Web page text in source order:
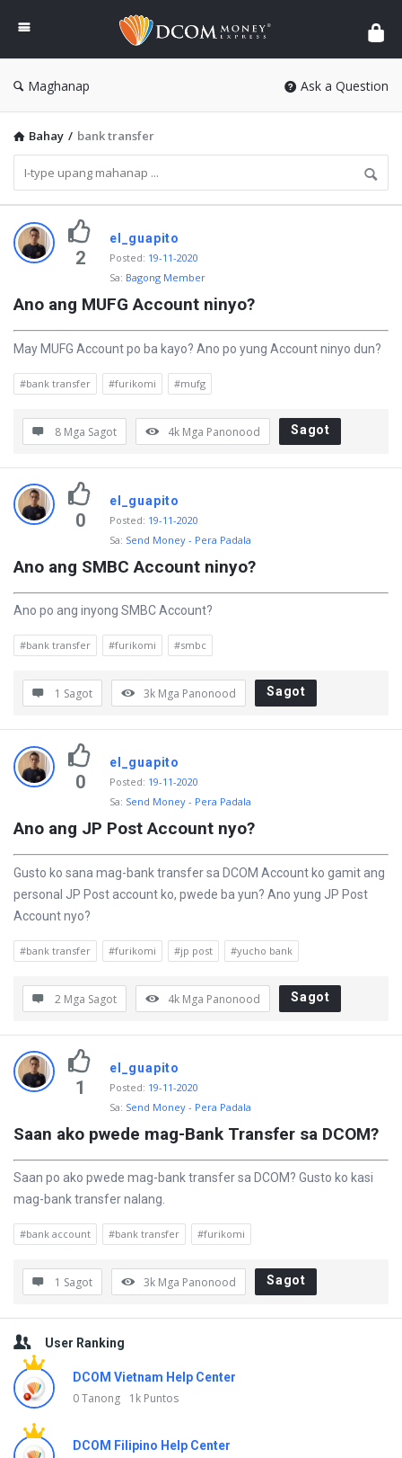
DCOM
Money
Express
Maghanap Ask a Question
Bahay / bank transfer
P
i
a
k
a
b
a
g
o
n
g
D
s
c
y
a
K
t
a
n
u
g
a
n
2
el_guapito
Posted: 19-11-2020
Sa: Bagong Member
Ano ang MUFG Account ninyo?
May MUFG Account po ba kayo? Ano po yung Account ninyo dun?
#bank transfer #furikomi #mufg
8 Mga Sagot 4k Mga Panonood Sagot
0
el_guapito
Posted: 19-11-2020
Sa: Send Money - Pera Padala
Ano ang SMBC Account ninyo?
Ano po ang inyong SMBC Account?
#bank transfer #furikomi #smbc
1 Sagot 3k Mga Panonood Sagot
0
el_guapito
Posted: 19-11-2020
Sa: Send Money - Pera Padala
Ano ang JP Post Account nyo?
Gusto ko sana mag-bank transfer sa DCOM Account ko gamit ang
personal JP Post account ko, pwede ba yun? Ano yung JP Post
Account nyo?
#bank transfer #furikomi #jp post #yucho bank
2 Mga Sagot 4k Mga Panonood Sagot
1
el_guapito
Posted: 19-11-2020
Sa: Send Money - Pera Padala
Saan ako pwede mag-Bank Transfer sa DCOM?
Saan po ako pwede mag-bank transfer sa DCOM? Gusto ko kasi
mag-bank transfer nalang.
#bank account #bank transfer #furikomi
1 Sagot 3k Mga Panonood Sagot
Sidebar
User Ranking
DCOM Vietnam Help Center
0 Tanong 1k Puntos
DCOM Filipino Help Center